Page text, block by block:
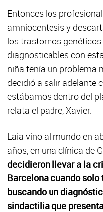
Entonces los
amniocentesis y
los trastornos
diagnosticables con
niña tenía un problema
decidió a salir adelante
estábamos dentro del
relata el padre, Xavier.
Laia vino al mundo en
años, en una clínica de
decidieron llevar a la
Barcelona cuando solo
buscando un
sindactilia que